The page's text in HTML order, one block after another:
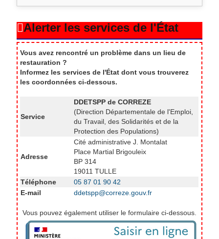
Chabrignac 6
Chamberet 24
Chamboulive
Chanteix 2
Chartrier-Ferrière
Chauffour-sur-Vell
Chaveroche 3
Alerter les services de l'État
Vous avez rencontré un problème dans un lieu de
restauration ?
Informez les services de l'État dont vous trouverez
les coordonnées ci-dessous.
Service
DDETSPP de CORREZE
(Direction Départementale de l'Emploi,
du Travail, des Solidarités et de la
Protection des Populations)
Adresse
Cité administrative J. Montalat
Place Martial Brigouleix
BP 314
19011 TULLE
Téléphone
05 87 01 90 42
E-mail
ddetspp@correze.gouv.fr
Vous pouvez également utiliser le formulaire ci-dessous.